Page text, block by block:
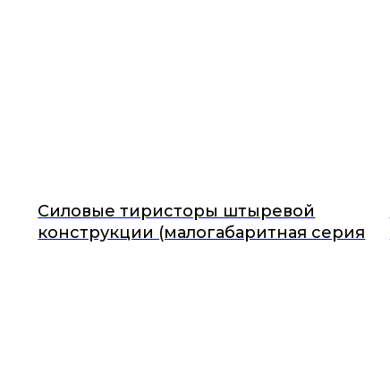
Силовые тиристоры штыревой
конструкции (малогабаритная серия